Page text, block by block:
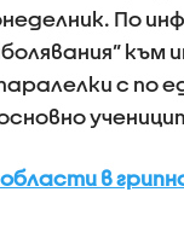
По
към
с по
в